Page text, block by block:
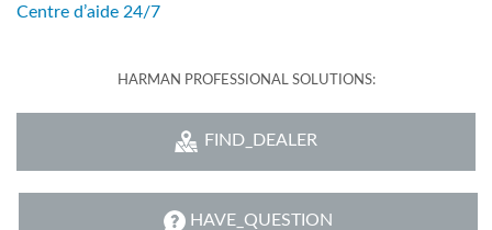
Centre d’aide 24/7
HARMAN PROFESSIONAL SOLUTIONS:
FIND_DEALER
HAVE_QUESTION